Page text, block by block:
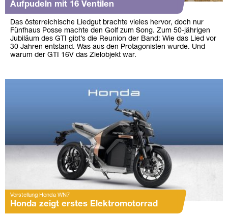
Aufpudeln mit 16 Ventilen
Das österreichische Liedgut brachte vieles hervor, doch nur
Fünfhaus Posse machte den Golf zum Song. Zum 50-jährigen
Jubiläum des GTI gibt’s die Reunion der Band: Wie das Lied vor
30 Jahren entstand. Was aus den Protagonisten wurde. Und
warum der GTI 16V das Zielobjekt war.
Vorstellung Honda WN7
Honda zeigt erstes Elektromotorrad